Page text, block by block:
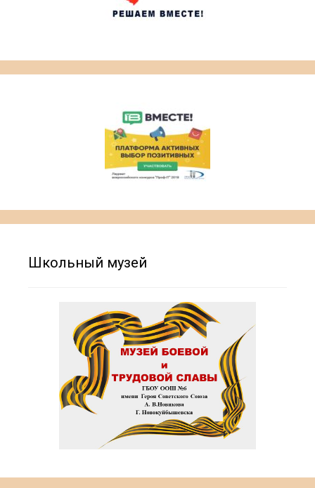
Школьный музей